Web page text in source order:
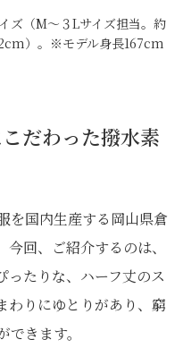
ズ（M～３Lサイズ担当。約
）。※モデル身長167cm
だわった撥水素
を国内生産する岡山県倉
回、ご紹介するのは、
ったりな、ハーフ丈のス
わりにゆとりがあり、窮
きます。